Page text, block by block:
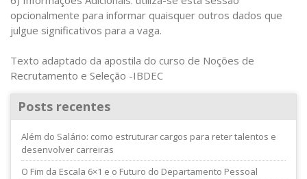
opcionalmente para informar quaisquer outros dados que
julgue significativos para a vaga.
Texto adaptado da apostila do curso de Noções de
Recrutamento e Seleção -IBDEC
Posts recentes
Além do Salário: como estruturar cargos para reter talentos e
desenvolver carreiras
O Fim da Escala 6×1 e o Futuro do Departamento Pessoal